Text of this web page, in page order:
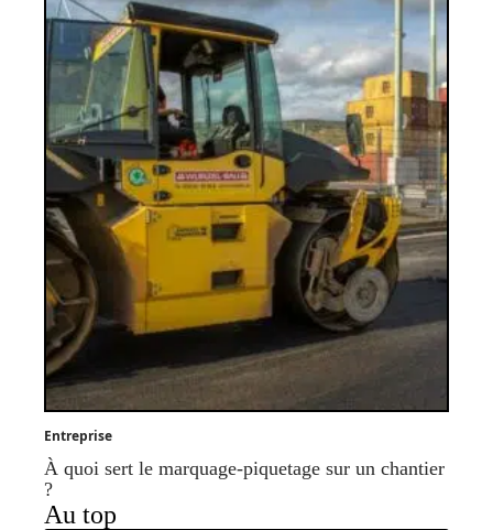
Entreprise
À quoi sert le marquage-piquetage sur un chantier
?
Au top